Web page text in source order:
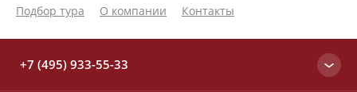
Подбор тура О компании Контакты
+7 (495) 933-55-33